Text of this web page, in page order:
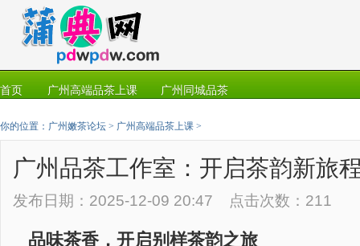
首页 广州高端品茶上课 广州同城品茶
你的位置： 广州嫩茶论坛 > 广州高端品茶上课 >
广州品茶工作室：开启茶韵新旅
发布日期：2025-12-09 20:47 点击次数：211
品味茶香，开启别样茶韵之旅